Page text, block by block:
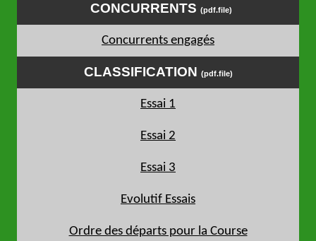
CONCURRENTS (pdf.file)
Concurrents engagés
CLASSIFICATION (pdf.file)
Essai 1
Essai 2
Essai 3
Evolutif Essais
Ordre des départs pour la Course